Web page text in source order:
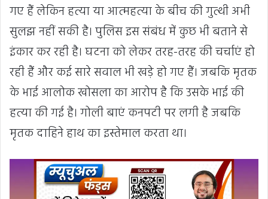
गए हैं लेकिन हत्या या आत्महत्या के बीच की गुत्थी अभी
सुलझ नहीं सकी है। पुलिस इस संबंध में कुछ भी बताने से
इंकार कर रही है। घटना को लेकर तरह-तरह की चर्चाएं हो
रही हैं और कई सारे सवाल भी खड़े हो गए हैं। जबकि मृतक
के भाई आलोक खोसला का आरोप है कि उसके भाई की
हत्या की गई है। गोली बाएं कनपटी पर लगी है जबकि
मृतक दाहिने हाथ का इस्तेमाल करता था।